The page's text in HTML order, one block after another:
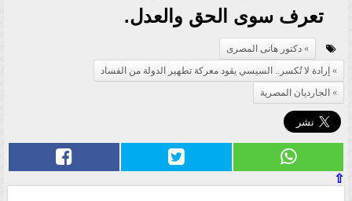
تعرف سوى الحق والعدل.
دكتور هانى المصرى
إرادة لا تُكسر.. السيسي يقود معركة تطهير الدولة من الفساد
الجارديان المصرية
⇧